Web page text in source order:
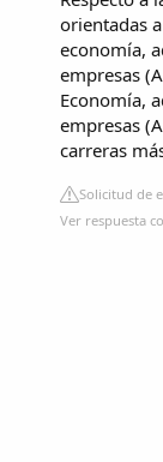
orientadas
economía,
empresas
Economía,
empresas
carreras
Solicitud de
Ver respuesta